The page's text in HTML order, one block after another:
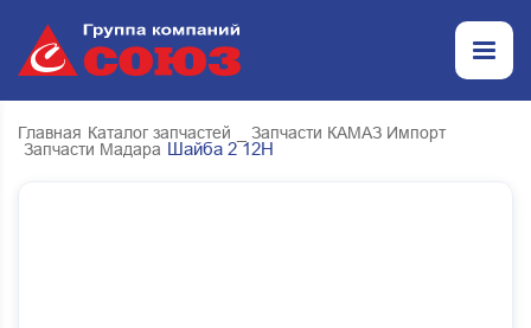
Главная Каталог запчастей
_ Запчасти КАМАЗ Импорт
Запчасти Мадара Шайба 2 12Н